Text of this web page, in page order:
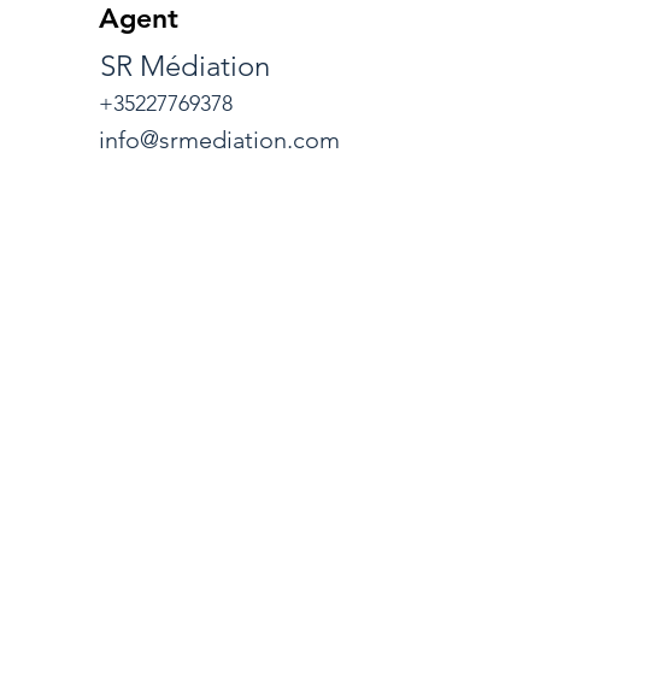
SR Médiation
+35227769378
info@srmediation.com
Agent